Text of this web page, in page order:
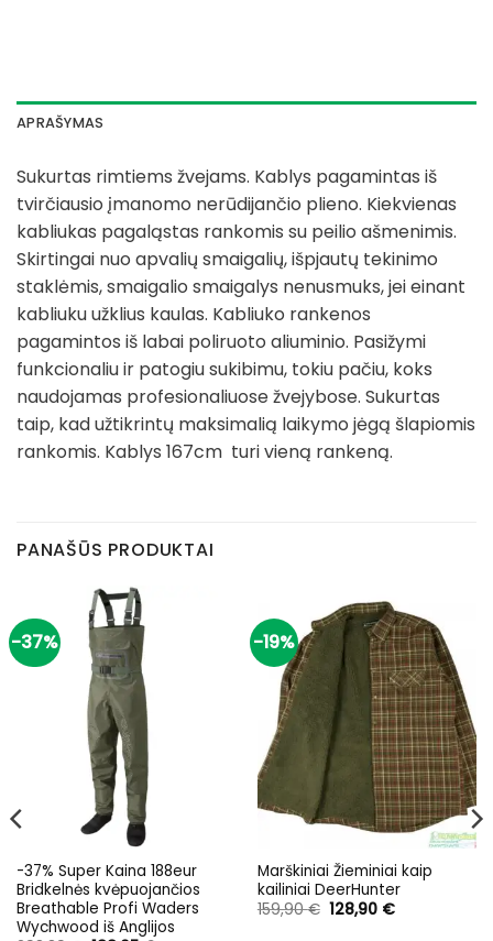
APRAŠYMAS
Sukurtas rimtiems žvejams. Kablys pagamintas iš
tvirčiausio įmanomo nerūdijančio plieno. Kiekvienas
kabliukas pagaląstas rankomis su peilio ašmenimis.
Skirtingai nuo apvalių smaigalių, išpjautų tekinimo
staklėmis, smaigalio smaigalys nenusmuks, jei einant
kabliuku užklius kaulas. Kabliuko rankenos
pagamintos iš labai poliruoto aliuminio. Pasižymi
funkcionaliu ir patogiu sukibimu, tokiu pačiu, koks
naudojamas profesionaliuose žvejybose. Sukurtas
taip, kad užtikrintų maksimalią laikymo jėgą šlapiomis
rankomis. Kablys 167cm turi vieną rankeną.
PANAŠŪS PRODUKTAI
-37%
-37% Super Kaina 188eur
Bridkelnės kvėpuojančios
Breathable Profi Waders
Wychwood iš Anglijos
-19%
Marškiniai Žieminiai kaip
kailiniai DeerHunter
159,90€ Original
price
128,90 €Current